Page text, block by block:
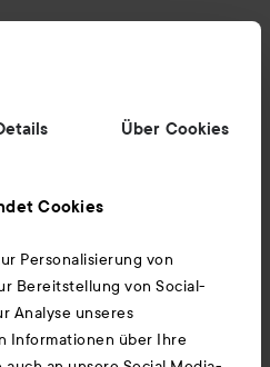
Über Cookies
Cookies
Personalisierung von
Bereitstellung von Social-
Analyse unseres
Informationen über Ihre